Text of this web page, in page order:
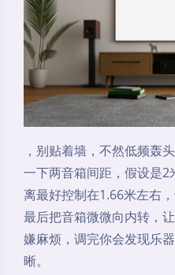
，别贴着墙，不然低频轰
一下两音箱间距，假设是
离最好控制在1.66米左右
最后把音箱微微向内转，
嫌麻烦，调完你会发现乐
晰。